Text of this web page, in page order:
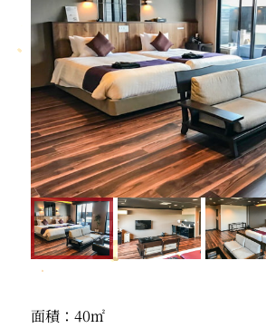
面積：40㎡